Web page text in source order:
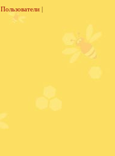
Пользователи |